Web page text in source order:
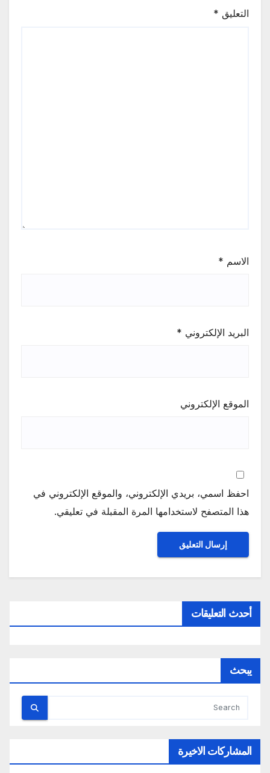
التعليق *
الاسم *
البريد الإلكتروني *
الموقع الإلكتروني
احفظ اسمي، بريدي الإلكتروني، والموقع الإلكتروني في
هذا المتصفح لاستخدامها المرة المقبلة في تعليقي.
أحدث التعليقات
يبحث
المشاركات الاخيرة